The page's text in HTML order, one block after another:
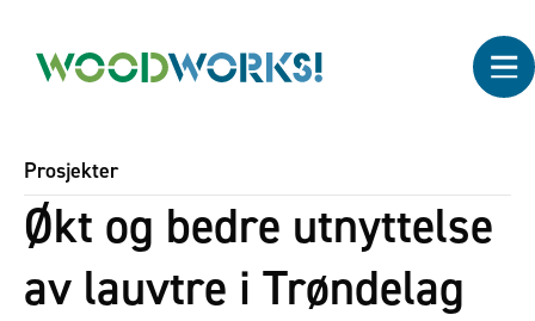
Prosjekter
Økt og bedre utnyttelse
av lauvtre i Trøndelag